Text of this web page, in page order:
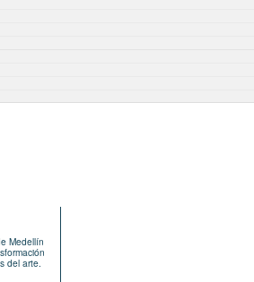
Medellín
del arte.